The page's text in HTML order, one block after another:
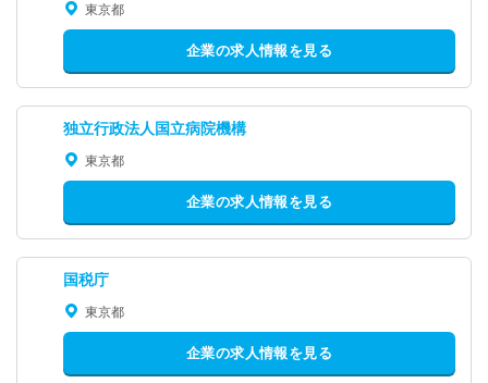
東京都
企業の求人情報を見る
独立行政法人国立病院機構
東京都
企業の求人情報を見る
国税庁
東京都
企業の求人情報を見る